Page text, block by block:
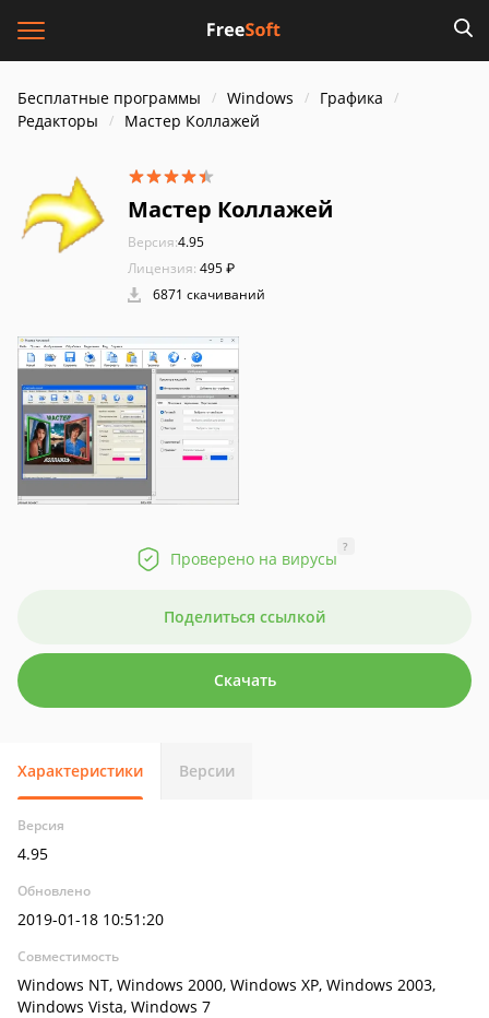
Бесплатные программы Windows
Графика
Редакторы
Мастер Коллажей
Мастер Коллажей
Версия:4.95
Лицензия: 495 ₽
6871 скачиваний
Проверено на вирусы
?
Поделиться ссылкой
Скачать
Характеристики Версии
Версия
4.95
Обновлено
2019-01-18 10:51:20
Совместимость
Windows NT, Windows 2000, Windows XP, Windows 2003,
Windows Vista, Windows 7